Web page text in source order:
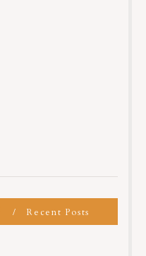
Recent Posts